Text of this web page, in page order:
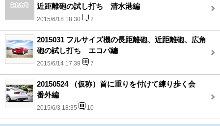
近距離砲の試し打ち 清水港編
2015/6/18 18:30 2
2015031 フルサイズ機の長距離砲、近距離砲、広角
砲の試し打ち エコパ編
2015/6/14 17:39 7
20150524 （仮称）首に重りを付けて練り歩く会
番外編
2015/6/3 18:35 10